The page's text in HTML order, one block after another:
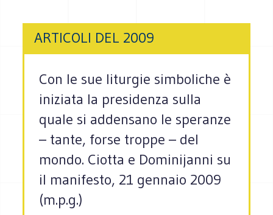
ARTICOLI DEL 2009
Con le sue liturgie simboliche è
iniziata la presidenza sulla
quale si addensano le speranze
– tante, forse troppe – del
mondo. Ciotta e Dominijanni su
il manifesto, 21 gennaio 2009
(m.p.g.)